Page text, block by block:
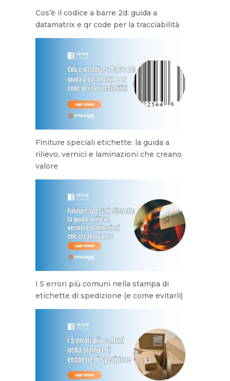
Cos’è il codice a barre 2d: guida a
datamatrix e qr code per la tracciabilità
Finiture speciali etichette: la guida a
rilievo, vernici e laminazioni che creano
valore
I 5 errori più comuni nella stampa di
etichette di spedizione (e come evitarli)